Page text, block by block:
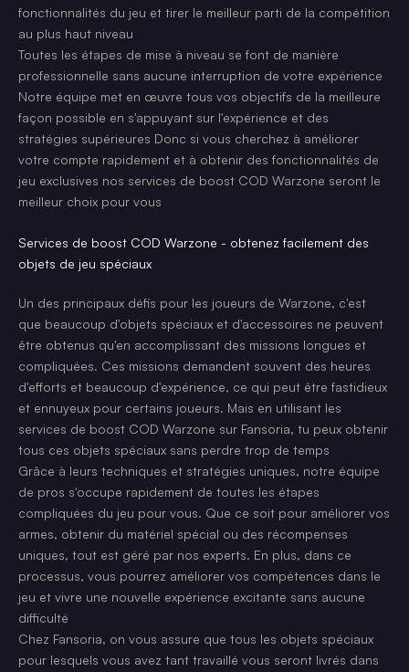
fonctionnalités du jeu et tirer le meilleur parti de la compétition
au plus haut niveau
Toutes les étapes de mise à niveau se font de manière
professionnelle sans aucune interruption de votre expérience
Notre équipe met en œuvre tous vos objectifs de la meilleure
façon possible en s'appuyant sur l'expérience et des
stratégies supérieures Donc si vous cherchez à améliorer
votre compte rapidement et à obtenir des fonctionnalités de
jeu exclusives nos services de boost COD Warzone seront le
meilleur choix pour vous
Services de boost COD Warzone - obtenez facilement des
objets de jeu spéciaux
Un des principaux défis pour les joueurs de Warzone, c'est
que beaucoup d'objets spéciaux et d'accessoires ne peuvent
être obtenus qu'en accomplissant des missions longues et
compliquées. Ces missions demandent souvent des heures
d'efforts et beaucoup d'expérience, ce qui peut être fastidieux
et ennuyeux pour certains joueurs. Mais en utilisant les
services de boost COD Warzone sur Fansoria, tu peux obtenir
tous ces objets spéciaux sans perdre trop de temps
Grâce à leurs techniques et stratégies uniques, notre équipe
de pros s'occupe rapidement de toutes les étapes
compliquées du jeu pour vous. Que ce soit pour améliorer vos
armes, obtenir du matériel spécial ou des récompenses
uniques, tout est géré par nos experts. En plus, dans ce
processus, vous pourrez améliorer vos compétences dans le
jeu et vivre une nouvelle expérience excitante sans aucune
difficulté
Chez Fansoria, on vous assure que tous les objets spéciaux
pour lesquels vous avez tant travaillé vous seront livrés dans